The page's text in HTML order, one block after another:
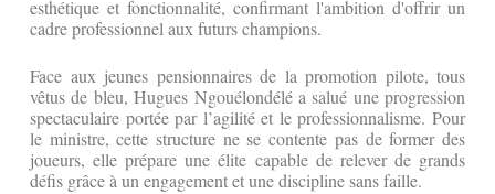
esthétique et fonctionnalité, confirmant l'ambition d'offrir un
cadre professionnel aux futurs champions.
Face aux jeunes pensionnaires de la promotion pilote, tous
vêtus de bleu, Hugues Ngouélondélé a salué une progression
spectaculaire portée par l’agilité et le professionnalisme. Pour
le ministre, cette structure ne se contente pas de former des
joueurs, elle prépare une élite capable de relever de grands
défis grâce à un engagement et une discipline sans faille.